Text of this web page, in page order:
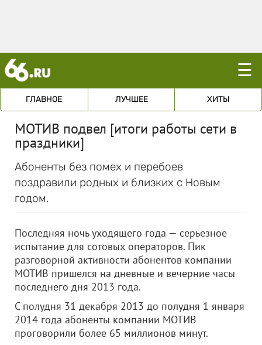
☰
ГЛАВНОЕ ЛУЧШЕЕ ХИТЫ
МОТИВ подвел [итоги работы сети в
праздники]
Абоненты без помех и перебоев
поздравили родных и близких c Новым
годом.
Последняя ночь уходящего года — серьезное
испытание для сотовых операторов. Пик
разговорной активности абонентов компании
МОТИВ пришелся на дневные и вечерние часы
последнего дня 2013 года.
С полудня 31 декабря 2013 до полудня 1 января
2014 года абоненты компании МОТИВ
проговорили более 65 миллионов минут.